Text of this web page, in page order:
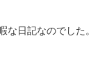
な日記なのでした。